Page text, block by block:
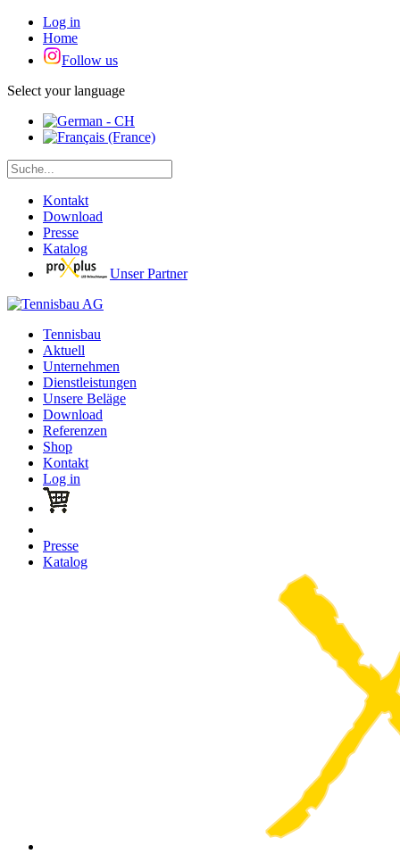
Log in
Home
Follow us
Select your language
Kontakt
Download
Presse
Katalog
Unser Partner
Tennisbau
Aktuell
Unternehmen
Dienstleistungen
Unsere Beläge
Download
Referenzen
Shop
Kontakt
Log in
Presse
Katalog